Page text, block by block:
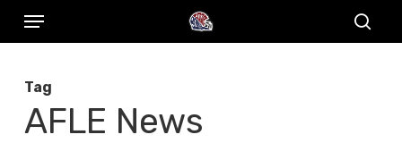
Skip
content
Menu
Tag
AFLE News